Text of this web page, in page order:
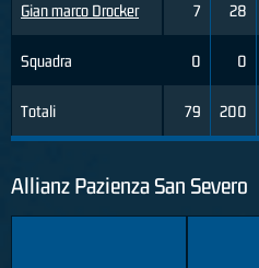
Gian marco Drocker
Squadra
Totali
7 28
0 0
79 200
Allianz Pazienza San Severo